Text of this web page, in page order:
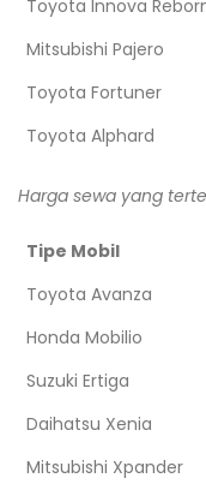
Toyota Innova
Mitsubishi Pajero
Toyota Fortuner
Toyota Alphard
Harga sewa yang
Tipe Mobil
Toyota Avanza
Honda Mobilio
Suzuki Ertiga
Daihatsu Xenia
Mitsubishi Xpander